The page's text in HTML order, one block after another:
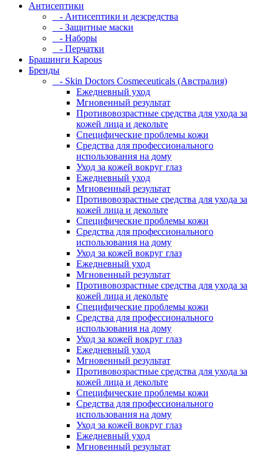
Антисептики
- Антисептики и дезсредства
- Защитные маски
- Наборы
- Перчатки
Брашинги Kapous
Бренды
- Skin Doctors Cosmeceuticals (Австралия)
Ежедневный уход
Мгновенный результат
Противовозрастные средства для ухода за
кожей лица и декольте
Специфические проблемы кожи
Средства для профессионального
использования на дому
Уход за кожей вокруг глаз
Ежедневный уход
Мгновенный результат
Противовозрастные средства для ухода за
кожей лица и декольте
Специфические проблемы кожи
Средства для профессионального
использования на дому
Уход за кожей вокруг глаз
Ежедневный уход
Мгновенный результат
Противовозрастные средства для ухода за
кожей лица и декольте
Специфические проблемы кожи
Средства для профессионального
использования на дому
Уход за кожей вокруг глаз
Ежедневный уход
Мгновенный результат
Противовозрастные средства для ухода за
кожей лица и декольте
Специфические проблемы кожи
Средства для профессионального
использования на дому
Уход за кожей вокруг глаз
Ежедневный уход
Мгновенный результат